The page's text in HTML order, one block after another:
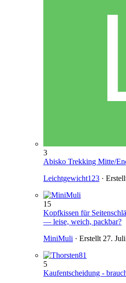
3
Abisko Trekking Mitte/
Leichtgewicht123 ·
15
Kopfkissen für
— leise, weich, packbar?
MiniMuli · Erstellt 27. Juli
5
Kaufentscheidung -